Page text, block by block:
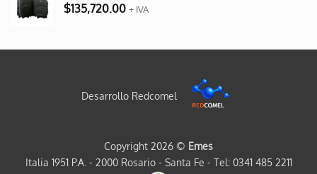
$135,720.00 + IVA
Desarrollo Redcomel
Copyright 2026 © Emes
Italia 1951 P.A. - 2000 Rosario - Santa Fe - Tel: 0341 485 2211